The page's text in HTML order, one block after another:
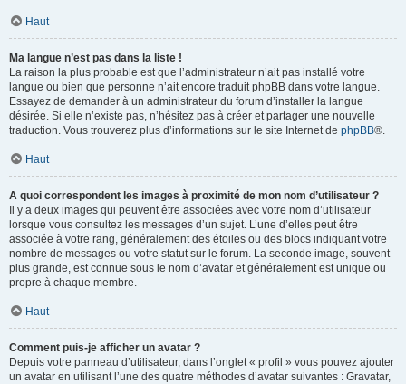
Haut
Ma langue n’est pas dans la liste !
La raison la plus probable est que l’administrateur n’ait pas installé votre
langue ou bien que personne n’ait encore traduit phpBB dans votre langue.
Essayez de demander à un administrateur du forum d’installer la langue
désirée. Si elle n’existe pas, n’hésitez pas à créer et partager une nouvelle
traduction. Vous trouverez plus d’informations sur le site Internet de phpBB®.
Haut
A quoi correspondent les images à proximité de mon nom d’utilisateur ?
Il y a deux images qui peuvent être associées avec votre nom d’utilisateur
lorsque vous consultez les messages d’un sujet. L’une d’elles peut être
associée à votre rang, généralement des étoiles ou des blocs indiquant votre
nombre de messages ou votre statut sur le forum. La seconde image, souvent
plus grande, est connue sous le nom d’avatar et généralement est unique ou
propre à chaque membre.
Haut
Comment puis-je afficher un avatar ?
Depuis votre panneau d’utilisateur, dans l’onglet « profil » vous pouvez ajouter
un avatar en utilisant l’une des quatre méthodes d’avatar suivantes : Gravatar,